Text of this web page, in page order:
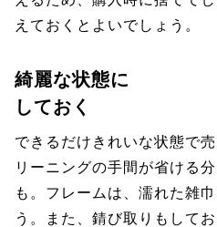
えておくとよいでしょう。
綺麗な状態に
しておく
できるだけきれいな状態で
リーニングの手間が省ける
も。フレームは、濡れた雑
う。また、錆び取りもして